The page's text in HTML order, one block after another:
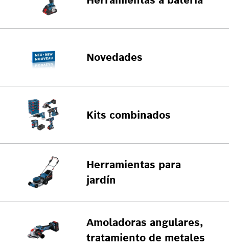
Novedades
Kits combinados
Herramientas para
jardín
Amoladoras angulares,
tratamiento de metales